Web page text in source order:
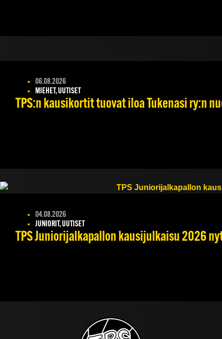
06.08.2026
MIEHET, UUTISET
TPS:n kausikortit tuovat iloa Tukenasi ry:n
04.08.2026
JUNIORIT, UUTISET
TPS Juniorijalkapallon kausijulkaisu 2026